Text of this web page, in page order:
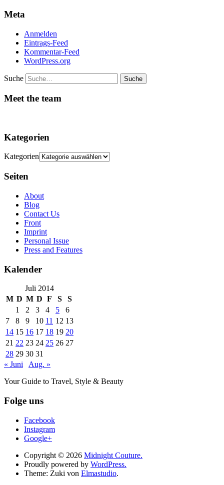
Meta
Anmelden
Eintrags-Feed
Kommentar-Feed
WordPress.org
Suche
Meet the team
Kategorien
Kategorien
Seiten
About
Blog
Contact Us
Front
Imprint
Personal Issue
Press and Features
Kalender
Juli 2014
M D M D F S
S
1
2 3 4 5
6
7
8 9 10 11 12 13
14 15 16 17 18 19 20
21 22 23 24 25 26 27
28 29 30 31
« Juni
Aug. »
Your Guide to Travel, Style & Beauty
Folge uns
Facebook
Instagram
Google+
Copyright © 2026 Midnight Couture.
Proudly powered by WordPress.
Theme: Zuki von Elmastudio.